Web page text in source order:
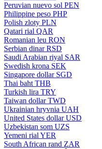
Peruvian nuevo sol PEN
Philippine peso PHP
Polish zloty PLN
Qatari rial QAR
Romanian leu RON
Serbian dinar RSD
Saudi Arabian riyal SAR
Swedish krona SEK
Singapore dollar SGD
Thai baht THB
Turkish lira TRY
Taiwan dollar TWD
Ukrainian hryvnia UAH
United States dollar USD
Uzbekistan som UZS
Yemeni rial YER
South African rand ZAR